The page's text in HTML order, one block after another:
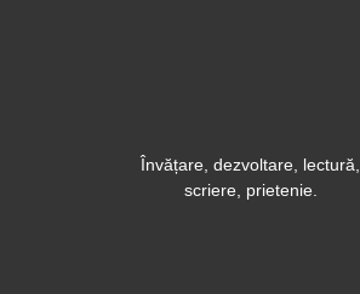
Învățare, dezvoltare, lectură,
scriere, prietenie.